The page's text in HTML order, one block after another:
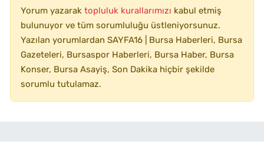
Yorum yazarak topluluk kurallarımızı kabul etmiş
bulunuyor ve tüm sorumluluğu üstleniyorsunuz.
Yazılan yorumlardan SAYFA16 | Bursa Haberleri, Bursa
Gazeteleri, Bursaspor Haberleri, Bursa Haber, Bursa
Konser, Bursa Asayiş, Son Dakika hiçbir şekilde
sorumlu tutulamaz.